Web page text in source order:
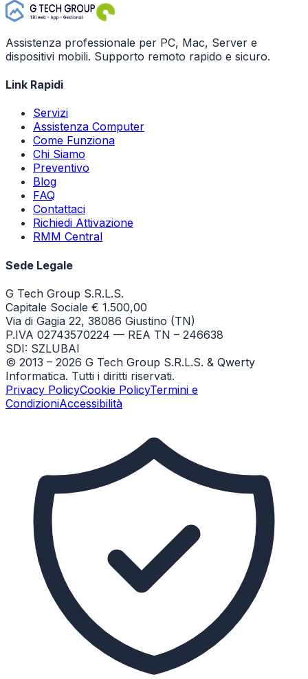
Assistenza professionale per PC, Mac, Server e
dispositivi mobili. Supporto remoto rapido e sicuro.
Link Rapidi
Servizi
Assistenza Computer
Come Funziona
Chi Siamo
Preventivo
Blog
FAQ
Contattaci
Richiedi Attivazione
RMM Central
Sede Legale
G Tech Group S.R.L.S.
Capitale Sociale € 1.500,00
Via di Gagia 22, 38086 Giustino (TN)
P.IVA 02743570224 — REA TN – 246638
SDI: SZLUBAI
© 2013 – 2026 G Tech Group S.R.L.S. & Qwerty
Informatica. Tutti i diritti riservati.
Privacy PolicyCookie PolicyTermini e
CondizioniAccessibilità